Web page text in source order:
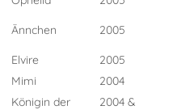
Ännchen 2005
Elvire
2005
Mimi 2004
Königin der
2004 &